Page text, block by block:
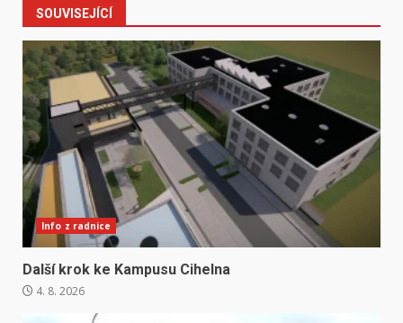
SOUVISEJÍCÍ
Info z radnice
Další krok ke Kampusu Cihelna
4. 8. 2026